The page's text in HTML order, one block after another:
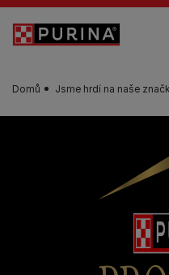
Skip to main content
Domů Jsme hrdí na naše